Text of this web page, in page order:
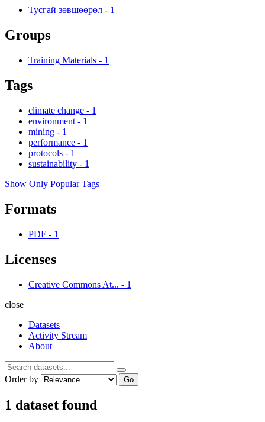
Тусгай зөвшөөрөл - 1
Groups
Training Materials - 1
Tags
climate change - 1
environment - 1
mining - 1
performance - 1
protocols - 1
sustainability - 1
Show Only Popular Tags
Formats
PDF - 1
Licenses
Creative Commons At... - 1
close
Datasets
Activity Stream
About
Order by Go
1 dataset found